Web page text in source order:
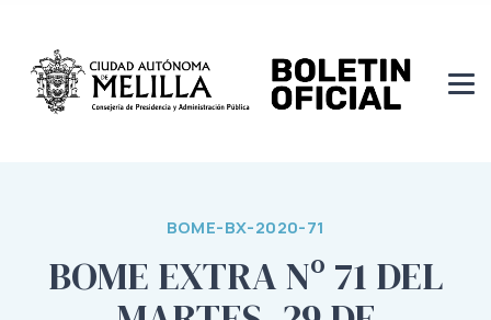
BOME-BX-2020-71
BOME EXTRA Nº 71 DEL